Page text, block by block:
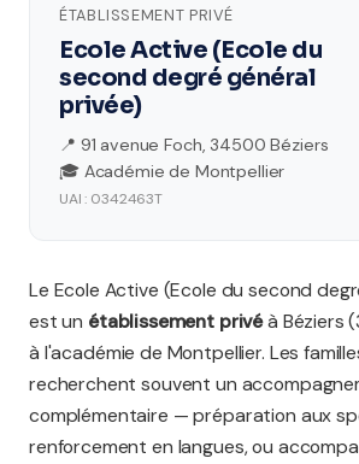
ÉTABLISSEMENT PRIVÉ
Ecole Active (Ecole du
second degré général
privée)
📍 91 avenue Foch, 34500 Béziers
🎓 Académie de Montpellier
UAI : 0342463T
Le Ecole Active (Ecole du second
est un établissement privéà Béziers
à l'académie de Montpellier. Les
recherchent souvent un
complémentaire — préparation aux
renforcement en langues, ou